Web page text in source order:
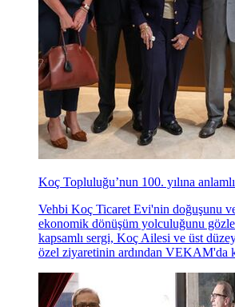
Koç Topluluğu’nun 100. yılına
Vehbi Koç Ticaret Evi'nin doğuşunu
ekonomik dönüşüm yolculuğunu
kapsamlı sergi, Koç Ailesi ve üst
özel ziyaretinin ardından VEKAM'da